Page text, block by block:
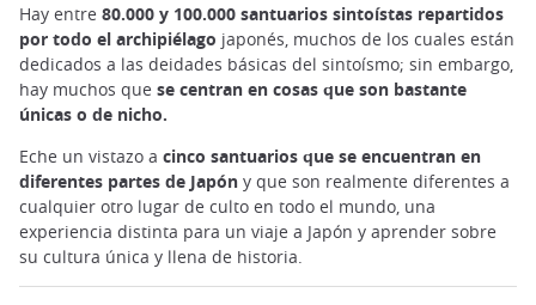
Hay entre 80.000 y 100.000 santuarios sintoístas repartidos
por todo el archipiélago japonés, muchos de los cuales están
dedicados a las deidades básicas del sintoísmo; sin embargo,
hay muchos que se centran en cosas que son bastante
únicas o de nicho.
Eche un vistazo a cinco santuarios que se encuentran en
diferentes partes de Japón y que son realmente diferentes a
cualquier otro lugar de culto en todo el mundo, una
experiencia distinta para un viaje a Japón y aprender sobre
su cultura única y llena de historia.